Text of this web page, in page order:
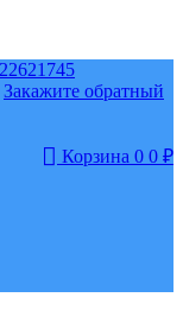
Закажите обратный
Корзина 0 0 ₽